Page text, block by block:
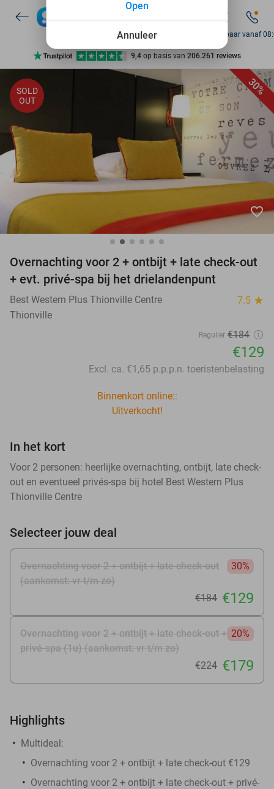
7 dagen per week beschikbaar
10+ miljoen leden
9,4 op basis van 206.261 reviews
Ontdek 15.000+ deals
7 dagen per week beschikbaar
10+ miljoen leden
Bereikbaar vanaf
30%
SOLD
OUT
favorite_border
Overnachting voor 2 + ontbijt + late check-out
+ evt. privé-spa bij het drielandenpunt
Best Western Plus Thionville Centre 7.5 star
Thionville
Regulier €184
€129
Excl. ca. €1,65 p.p.p.n. toeristenbelasting
Binnenkort online::
Uitverkocht!
In het kort
Voor 2 personen: heerlijke overnachting, ontbijt, late check-
out en eventueel privés-spa bij hotel Best Western Plus
Thionville Centre
Selecteer jouw deal
Overnachting voor 2 + ontbijt + late check-out
(aankomst: vr t/m zo)
30%
€184 €129
Overnachting voor 2 + ontbijt + late check-out +
privé-spa (1u) (aankomst: vr t/m zo)
20%
€224 €179
Highlights
Multideal:
Overnachting voor 2 + ontbijt + late check-out €129
Overnachting voor 2 + ontbijt + late check-out + privé-
Annuleer
Open